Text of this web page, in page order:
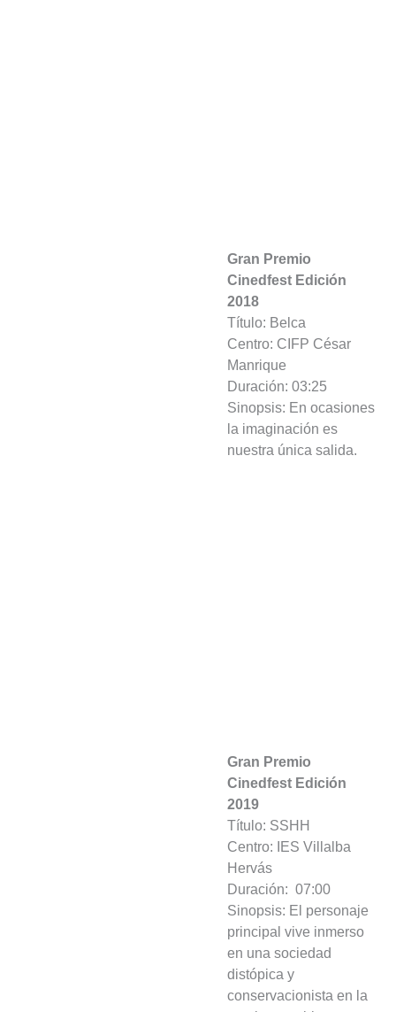
Gran Premio
Cinedfest Edición
2018
Título: Belca
Centro: CIFP César
Manrique
Duración: 03:25
Sinopsis: En ocasiones
la imaginación es
nuestra única salida.
Gran Premio
Cinedfest Edición
2019
Título: SSHH
Centro: IES Villalba
Hervás
Duración: 07:00
Sinopsis: El personaje
principal vive inmerso
en una sociedad
distópica y
conservacionista en la